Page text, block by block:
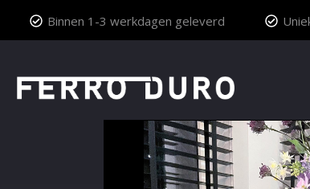
Binnen 1-3 werkdagen geleverd